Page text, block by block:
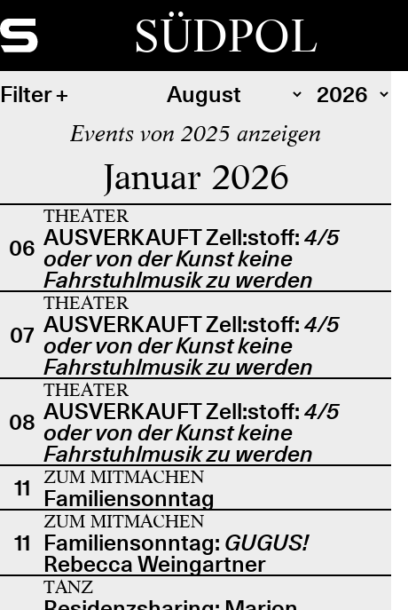
SÜDPOL
Filter
Events von 2025 anzeigen
Januar 2026
06
THEATER
AUSVERKAUFT Zell:stoff: 4/5
oder von der Kunst keine
Fahrstuhlmusik zu werden
07
THEATER
AUSVERKAUFT Zell:stoff: 4/5
oder von der Kunst keine
Fahrstuhlmusik zu werden
08
THEATER
AUSVERKAUFT Zell:stoff: 4/5
oder von der Kunst keine
Fahrstuhlmusik zu werden
11
ZUM MITMACHEN
Familiensonntag
11
ZUM MITMACHEN
Familiensonntag: GUGUS!
Rebecca Weingartner
TANZ